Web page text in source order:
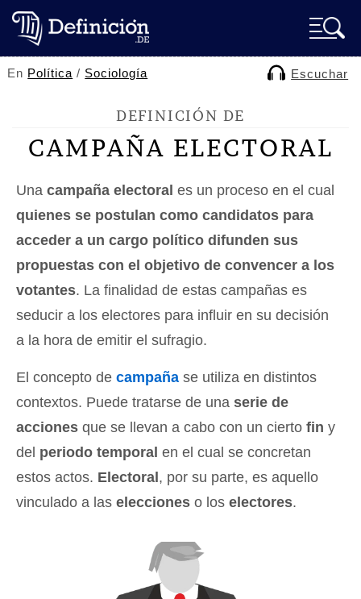
En Política / Sociología Escuchar
DEFINICIÓN DE
CAMPAÑA ELECTORAL
Una campaña electoral es un proceso en el cual
quienes se postulan como candidatos para
acceder a un cargo político difunden sus
propuestas con el objetivo de convencer a los
votantes. La finalidad de estas campañas es
seducir a los electores para influir en su decisión
a la hora de emitir el sufragio.
El concepto de campaña se utiliza en distintos
contextos. Puede tratarse de una serie de
acciones que se llevan a cabo con un cierto fin y
del periodo temporal en el cual se concretan
estos actos. Electoral , por su parte, es aquello
vinculado a las elecciones o los electores.